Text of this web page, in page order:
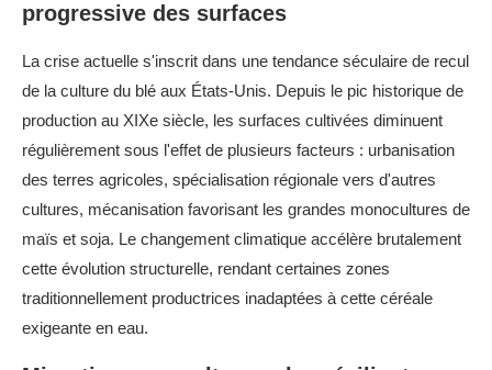
progressive des surfaces
La crise actuelle s'inscrit dans une tendance séculaire de recul
de la culture du blé aux États-Unis. Depuis le pic historique de
production au XIXe siècle, les surfaces cultivées diminuent
régulièrement sous l'effet de plusieurs facteurs : urbanisation
des terres agricoles, spécialisation régionale vers d'autres
cultures, mécanisation favorisant les grandes monocultures de
maïs et soja. Le changement climatique accélère brutalement
cette évolution structurelle, rendant certaines zones
traditionnellement productrices inadaptées à cette céréale
exigeante en eau.